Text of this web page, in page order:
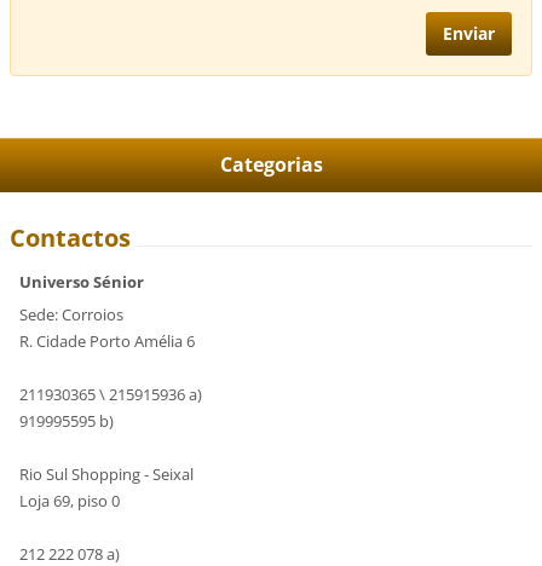
Categorias
Contactos
Universo Sénior
Sede: Corroios
R. Cidade Porto Amélia 6
211930365 \ 215915936 a)
919995595 b)
Rio Sul Shopping - Seixal
Loja 69, piso 0
212 222 078 a)